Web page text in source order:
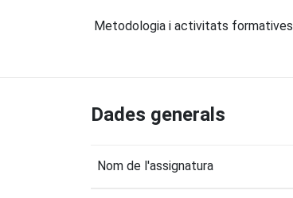
Metodologia i activitats formatives
Dades generals
Nom de l'assignatura